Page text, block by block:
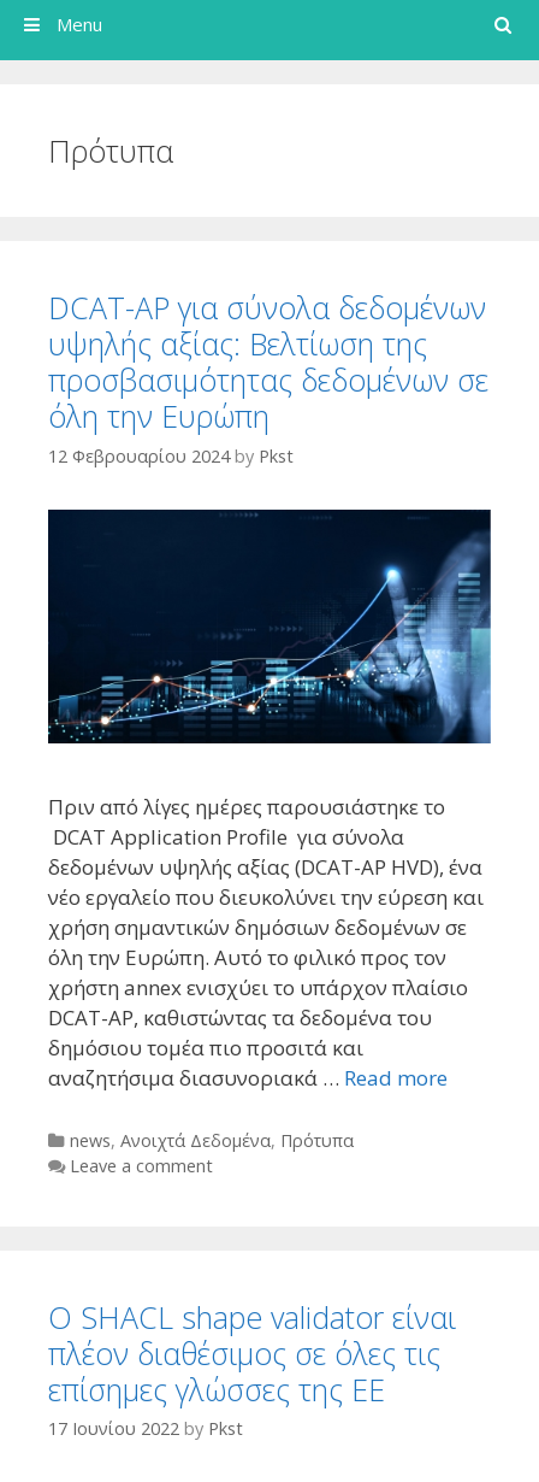
Search
Menu
Πρότυπα
DCAT-AP για σύνολα δεδομένων
υψηλής αξίας: Βελτίωση της
προσβασιμότητας δεδομένων σε
όλη την Ευρώπη
12 Φεβρουαρίου 2024 by Pkst
Πριν από λίγες ημέρες παρουσιάστηκε το
DCAT Application Profile για σύνολα
δεδομένων υψηλής αξίας (DCAT-AP HVD), ένα
νέο εργαλείο που διευκολύνει την εύρεση και
χρήση σημαντικών δημόσιων δεδομένων σε
όλη την Ευρώπη. Αυτό το φιλικό προς τον
χρήστη annex ενισχύει το υπάρχον πλαίσιο
DCAT-AP, καθιστώντας τα δεδομένα του
δημόσιου τομέα πιο προσιτά και
αναζητήσιμα διασυνοριακά … Read more
Categories
news, Ανοιχτά Δεδομένα, Πρότυπα
Leave a comment
Ο SHACL shape validator είναι
πλέον διαθέσιμος σε όλες τις
επίσημες γλώσσες της ΕΕ
17 Ιουνίου 2022 by Pkst